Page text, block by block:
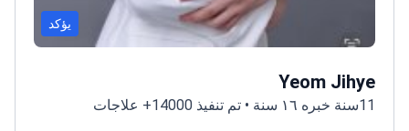
يؤكد
Yeom Jihye
11سنة خبره ١٦ سنة • تم تنفيذ 14000+ علاجات